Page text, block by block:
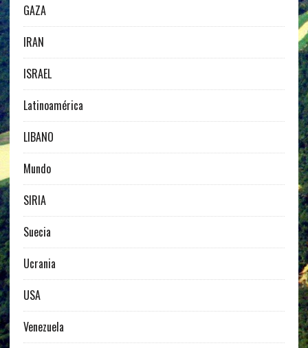
GAZA
IRAN
ISRAEL
Latinoamérica
LIBANO
Mundo
SIRIA
Suecia
Ucrania
USA
Venezuela